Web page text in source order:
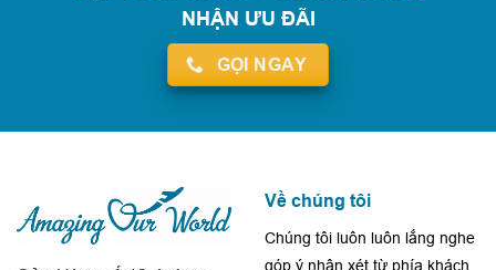
NHẬN ƯU ĐÃI
GỌI NGAY
Về chúng tôi
Chúng tôi luôn luôn lắng nghe
góp ý nhận xét từ phía khách